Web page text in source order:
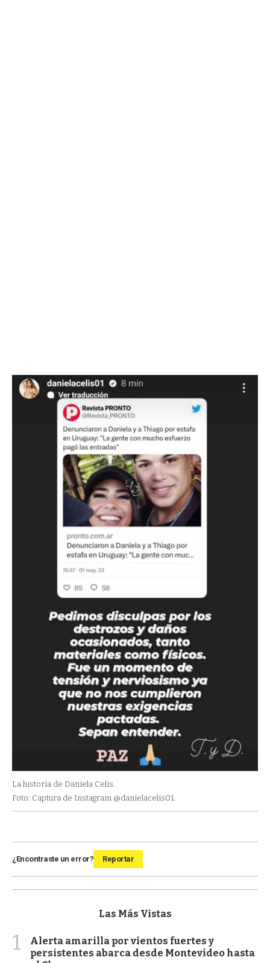
La historia de Daniela Celis.
Foto: Captura de Instagram @danielacelis01.
¿Encontraste un error? Reportar
Las Más Vistas
1
Alerta amarilla por vientos fuertes y
persistentes abarca desde Montevideo hasta